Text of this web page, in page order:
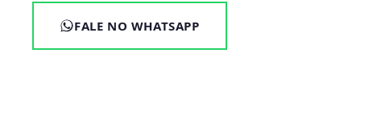
FALE NO WHATSAPP